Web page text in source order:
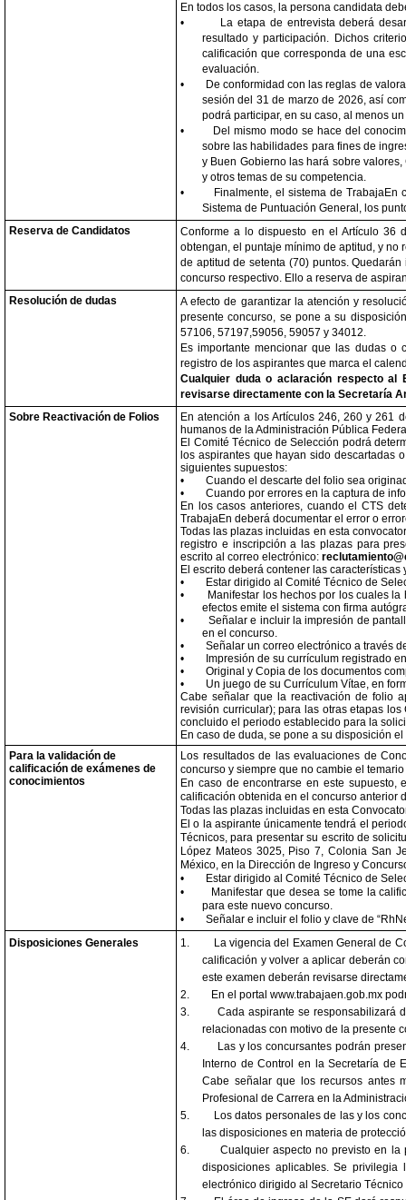
En todos los casos, la persona candidata
•
La etapa de entrevista deberá
resultado y participación. Dichos
calificación que corresponda de una
evaluación.
•
De conformidad con las reglas de
sesión del 31 de marzo de 2026, así
podrá participar, en su caso, al menos
•
Del mismo modo se hace del
sobre las habilidades para fines de
y Buen Gobierno las hará sobre
y otros temas de su competencia.
•
Finalmente, el sistema de
Sistema de Puntuación General, los
Reserva de Candidatos
Conforme a lo dispuesto en el Artículo 36
obtengan, el puntaje mínimo de aptitud, y
de aptitud de setenta (70) puntos.
concurso respectivo. Ello a reserva de
Resolución de dudas
A efecto de garantizar la atención y
presente concurso, se pone a su
57106, 57197,59056, 59057 y 34012.
Es importante mencionar que las dudas o
registro de los aspirantes que marca el
Cualquier duda o aclaración respecto al
revisarse directamente con la Secretaría
Sobre Reactivación de Folios
En atención a los Artículos 246, 260 y 261
humanos de la Administración Pública
El Comité Técnico de Selección podrá
los aspirantes que hayan sido descartadas
siguientes supuestos:
•
Cuando el descarte del folio sea
•
Cuando por errores en la captura de
En los casos anteriores, cuando el CTS
TrabajaEn deberá documentar el error o
Todas las plazas incluidas en esta
registro e inscripción a las plazas para
escrito al correo electrónico:
El escrito deberá contener las
•
Estar dirigido al Comité Técnico de
•
Manifestar los hechos por los cuales
efectos emite el sistema con firma
•
Señalar e incluir la impresión de
en el concurso.
•
Señalar un correo electrónico a través
•
Impresión de su currículum registrado
•
Original y Copia de los documentos
•
Un juego de su Currículum Vítae, en
Cabe señalar que la reactivación de folio
revisión curricular); para las otras etapas
concluido el periodo establecido para la
En caso de duda, se pone a su disposición
Para la validación de
calificación de exámenes de
conocimientos
Los resultados de las evaluaciones de
concurso y siempre que no cambie el
En caso de encontrarse en este
calificación obtenida en el concurso anterior
Todas las plazas incluidas en esta
El o la aspirante únicamente tendrá el
Técnicos, para presentar su escrito de
López Mateos 3025, Piso 7, Colonia San
México, en la Dirección de Ingreso y
•
Estar dirigido al Comité Técnico de
•
Manifestar que desea se tome la
para este nuevo concurso.
•
Señalar e incluir el folio y clave de
Disposiciones Generales
1.
La vigencia del Examen General de
calificación y volver a aplicar deberán
este examen deberán revisarse
2.
En el portal www.trabajaen.gob.mx
3.
Cada aspirante se responsabilizará
relacionadas con motivo de la presente
4.
Las y los concursantes podrán
Interno de Control en la Secretaría de
Cabe señalar que los recursos antes
Profesional de Carrera en la
5.
Los datos personales de las y los
las disposiciones en materia de
6.
Cualquier aspecto no previsto en la
disposiciones aplicables. Se
electrónico dirigido al Secretario